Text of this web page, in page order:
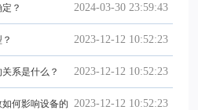
2024-03-30 23:59:43
？
2023-12-12 10:52:23
2023-12-12 10:52:23
系是什么？
2023-12-12 10:52:23
何影响设备的